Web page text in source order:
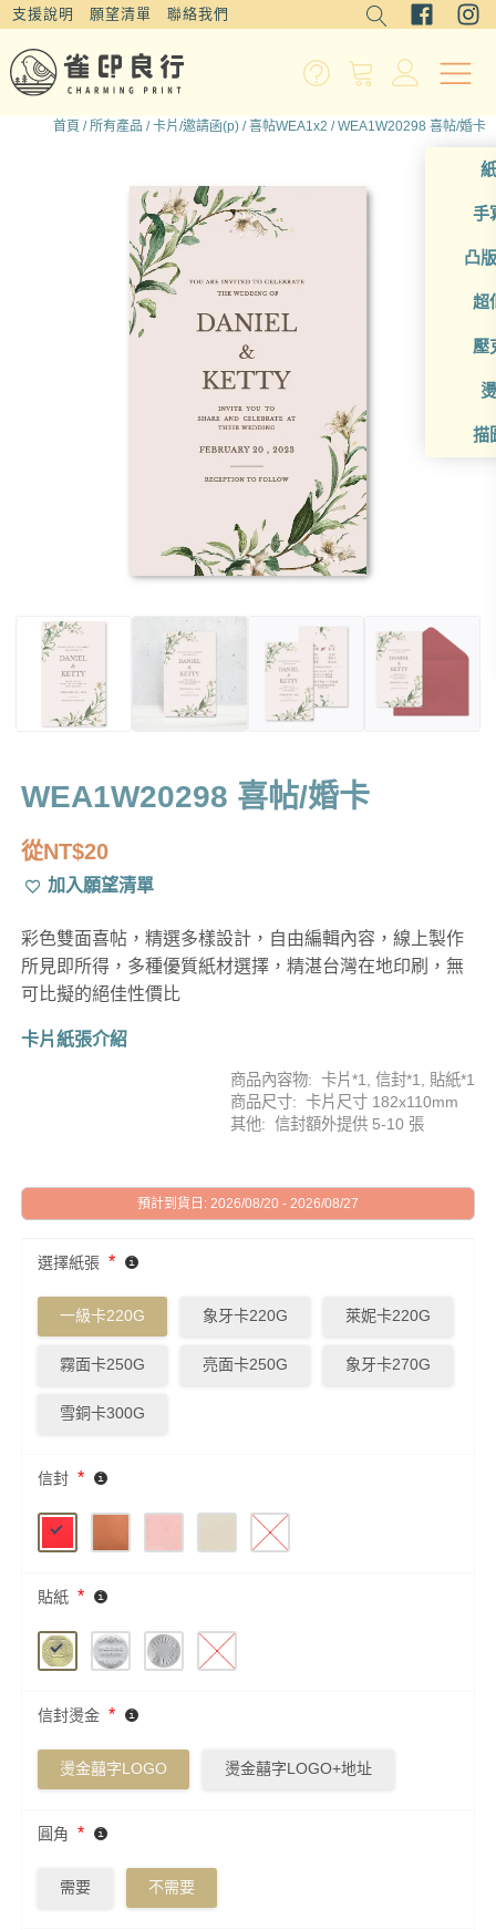
支援說明 願望清單 聯絡我們
手
凸
超
壓
描
首頁 /所有產品 /卡片/邀請函(p) /喜帖WEA1x2 / WEA1W20298 喜帖/婚卡
WEA1W20298 喜帖/婚卡
從NT$20
加入願望清單
彩色雙面喜帖，精選多樣設計，自由編輯內容，線上製作
所見即所得，多種優質紙材選擇，精湛台灣在地印刷，無
可比擬的絕佳性價比
卡片紙張介紹
商品內容物: 卡片*1, 信封*1, 貼紙*1
商品尺寸: 卡片尺寸 182x110mm
其他: 信封額外提供 5-10 張
預計到貨日: 2026/08/20 - 2026/08/27
選擇紙張 *
一級卡220G 象牙卡220G 萊妮卡220G
霧面卡250G 亮面卡250G 象牙卡270G
雪銅卡300G
信封 *
貼紙 *
信封燙金 *
燙金囍字LOGO 燙金囍字LOGO+地址
圓角 *
需要 不需要